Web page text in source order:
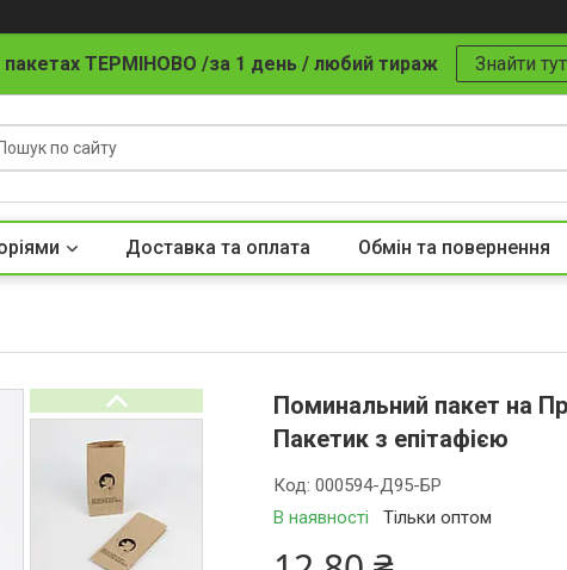
пакетах ТЕРМІНОВО /за 1 день / любий тираж Знайти тут
Доставка та оплата Обмін та повернення
Поминальний пакет на
Пакетик з епітафією
В наявності Тільки оптом
Код:000594-Д95-БР